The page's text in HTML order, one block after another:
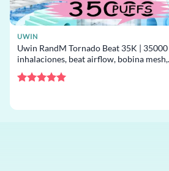
UWIN
Uwin RandM Tornado Beat 35K | 35000
inhalaciones, beat airflow, bobina mesh,
desechable al por mayor